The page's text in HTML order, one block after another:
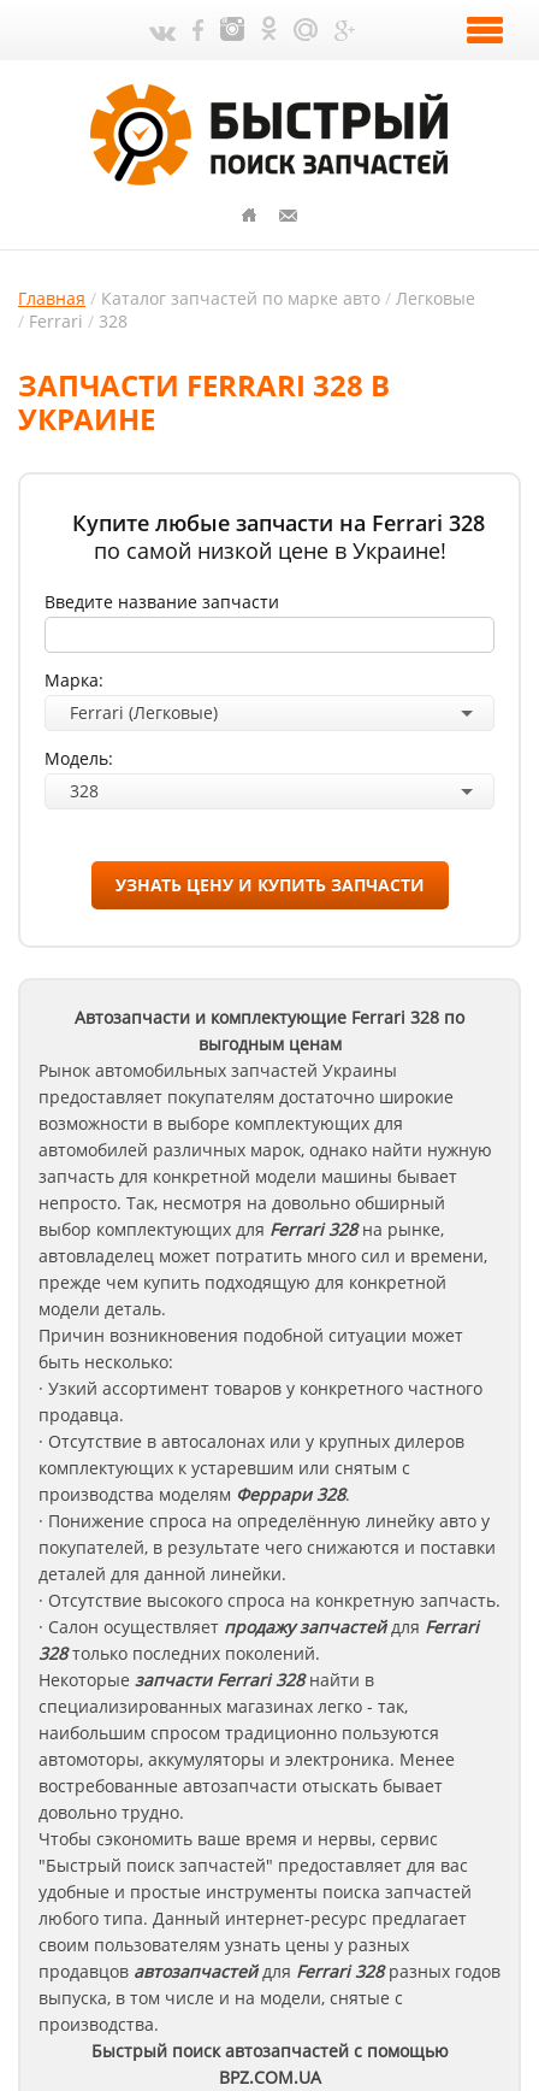
Главная Каталог запчастей по марке авто
Легковые
Ferrari
328
ЗАПЧАСТИ FERRARI 328 В
УКРАИНЕ
Купите любые запчасти на Ferrari 328
по самой низкой цене в Украине!
Введите название запчасти
Марка:
Ferrari (Легковые)
Модель:
328
УЗНАТЬ ЦЕНУ И КУПИТЬ ЗАПЧАСТИ
Автозапчасти и комплектующие Ferrari 328 по
выгодным ценам
Рынок автомобильных запчастей Украины
предоставляет покупателям достаточно широкие
возможности в выборе комплектующих для
автомобилей различных марок, однако найти нужную
запчасть для конкретной модели машины бывает
непросто. Так, несмотря на довольно обширный
выбор комплектующих для Ferrari 328на рынке,
автовладелец может потратить много сил и времени,
прежде чем купить подходящую для конкретной
модели деталь.
Причин возникновения подобной ситуации может
быть несколько:
· Узкий ассортимент товаров у конкретного частного
продавца.
· Отсутствие в автосалонах или у крупных дилеров
комплектующих к устаревшим или снятым с
производства моделям Феррари328.
· Понижение спроса на определённую линейку авто у
покупателей, в результате чего снижаются и поставки
деталей для данной линейки.
· Отсутствие высокого спроса на конкретную запчасть.
· Салон осуществляет продажу запчастейдля Ferrari
328только последних поколений.
Некоторые запчасти Ferrari 328найти в
специализированных магазинах легко - так,
наибольшим спросом традиционно пользуются
автомоторы, аккумуляторы и электроника. Менее
востребованные автозапчасти отыскать бывает
довольно трудно.
Чтобы сэкономить ваше время и нервы, сервис
"Быстрый поиск запчастей" предоставляет для вас
удобные и простые инструменты поиска запчастей
любого типа. Данный интернет-ресурс предлагает
своим пользователям узнать цены у разных
продавцов автозапчастейдля Ferrari 328разных годов
выпуска, в том числе и на модели, снятые с
производства.
Быстрый поиск автозапчастей с помощью
BPZ.COM.UA